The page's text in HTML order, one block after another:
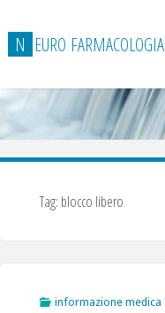
contenuto
N EURO FARMACOLOGIA
Tag: blocco libero
informazione medica